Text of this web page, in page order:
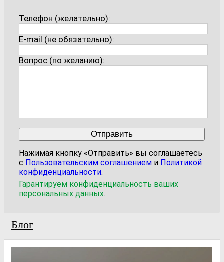
Телефон (желательно):
E-mail (не обязательно):
Вопрос (по желанию):
Нажимая кнопку «Отправить» вы соглашаетесь
с Пользовательским соглашением и Политикой
конфиденциальности.
Гарантируем конфиденциальность ваших
персональных данных.
Блог